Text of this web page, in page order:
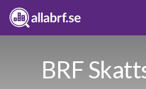
BRF